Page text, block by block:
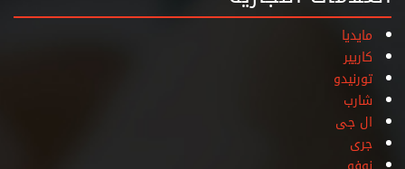
مايديا
كاريير
تورنيدو
شارب
ال جى
جرى
نوفو